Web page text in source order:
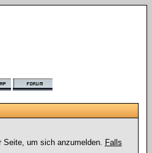
Seite, um sich anzumelden. Falls